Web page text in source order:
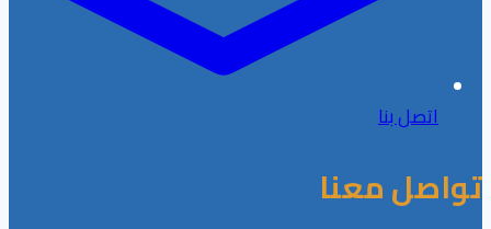
اتصل بنا
تواصل معنا